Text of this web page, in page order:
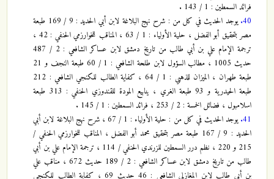
فرائد السمطين : 1 / 143 .
40.
يوجد الحديث في كل من : شرح نهج البلاغة لابن أبي الحديد : 9 / 169 طبعة
مصر بتحقيق أبو الفضل ، حلية الأولياء : 1 / 63 ، المناقب للخوارزمي الحنفي : 42 ،
ترجمة الإمام علي بن أبي طالب من تاريخ دمشق لابن عساكر الشافعي : 2 / 487
حديث 1005 ، مطالب السؤول لابن طلحة الشافعي : 1 / 60 طبعة النجف و 21
طبعة طهران ، الميزان للذهبي : 1 / 64 ، كفاية الطالب للكنجي الشافعي : 212
طبعة الحيدرية و 93 طبعة الغري ، ينابيع المودة للقندوزي الحنفي : 313 طبعة
اسلامبول ، فضائل الخمسة : 2 / 253 ، فرائد السمطين : 1 / 145 .
41.
يوجد الحديث في كل من : حلية الأولياء : 1 / 67 ، شرح نهج البلاغة لابن أبي
الحديد : 9 / 167 طبعة مصر بتحقيق محمد أبو الفضل ، المناقب للخوارزمي الحنفي /
215 و 220 ، نظم درر السمطين للزرندي الحنفي / 114 ، ترجمة الإمام علي بن أبي
طالب من تاريخ دمشق لابن عساكر الشافعي : 2 / 189 حديث 672 ، مناقب علي
بن أبي طالب لابن المغازلي الشافعي : 46 حديث 69 ، كفاية الطالب للكنجي